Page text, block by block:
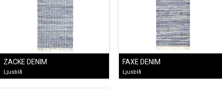
ZACKE DENIM
Ljusblå
FAXE DENIM
Ljusblå